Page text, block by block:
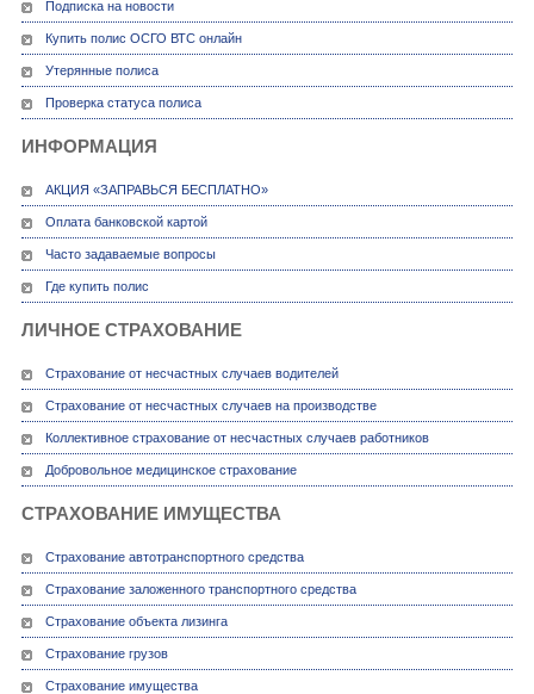
Подписка на новости
Купить полис ОСГО ВТС онлайн
Утерянные полиса
Проверка статуса полиса
ИНФОРМАЦИЯ
АКЦИЯ «ЗАПРАВЬСЯ БЕСПЛАТНО»
Оплата банковской картой
Часто задаваемые вопросы
Где купить полис
ЛИЧНОЕ СТРАХОВАНИЕ
Страхование от несчастных случаев водителей
Страхование от несчастных случаев на производстве
Коллективное страхование от несчастных случаев работников
Добровольное медицинское страхование
СТРАХОВАНИЕ ИМУЩЕСТВА
Страхование автотранспортного средства
Страхование заложенного транспортного средства
Страхование объекта лизинга
Страхование грузов
Страхование имущества